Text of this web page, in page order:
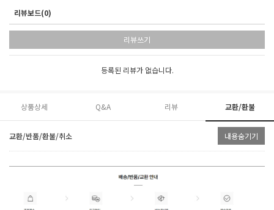
리뷰보드(0)
리뷰쓰기
등록된 리뷰가 없습니다.
상품상세 Q&A 리뷰 교환/환불
교환/반품/환불/취소 내용숨기기